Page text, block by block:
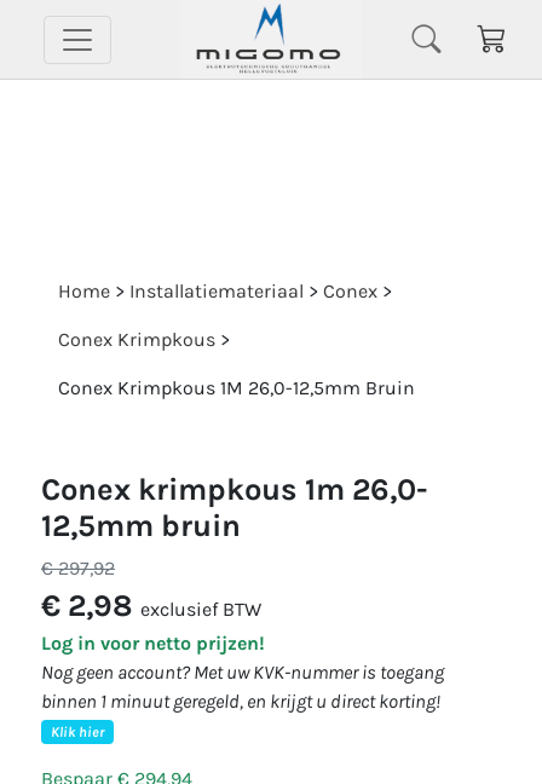
Home > Installatiemateriaal > Conex >
Conex Krimpkous >
Conex Krimpkous 1M 26,0-12,5mm Bruin
conex krimpkous 1m 26,0-
12,5mm bruin
€ 297,92
€ 2,98 exclusief BTW
Log in voor netto prijzen!
Nog geen account? Met uw KVK-nummer is toegang
binnen 1 minuut geregeld, en krijgt u direct korting!
Klik hier
Bespaar € 294,94